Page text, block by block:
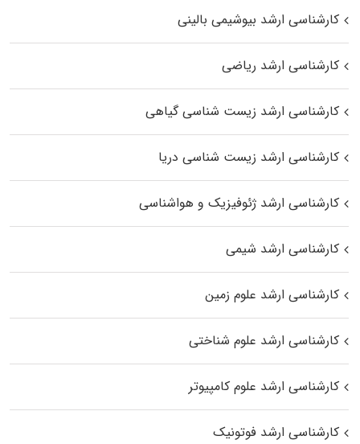
کارشناسی ارشد بیوشیمی بالینی
کارشناسی ارشد ریاضی
کارشناسی ارشد زیست‌ شناسی گیاهی
کارشناسی ارشد زیست‌ شناسی دریا
کارشناسی ارشد ژئوفیزیک و هواشناسی
کارشناسی ارشد شیمی
کارشناسی ارشد علوم زمین
کارشناسی ارشد علوم شناختی
کارشناسی ارشد علوم کامپیوتر
کارشناسی ارشد فوتونیک